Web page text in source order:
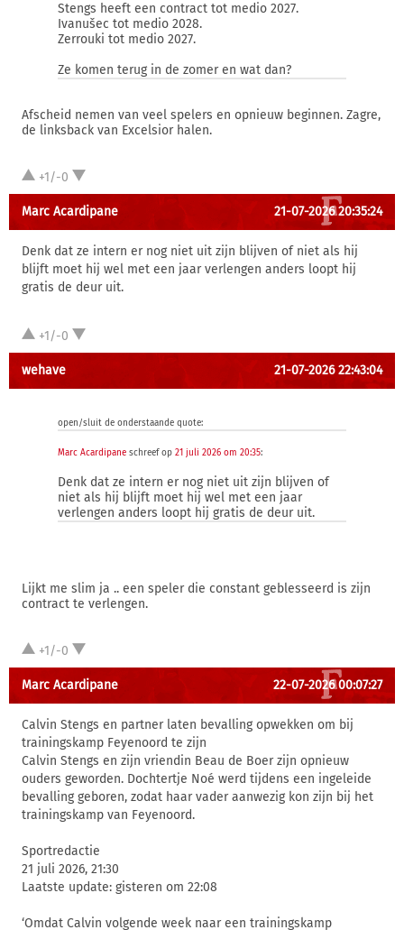
Stengs heeft een contract tot medio 2027.
Ivanušec tot medio 2028.
Zerrouki tot medio 2027.
Ze komen terug in de zomer en wat dan?
Afscheid nemen van veel spelers en opnieuw beginnen. Zagre,
de linksback van Excelsior halen.
+1/-0
Marc Acardipane 21-07-2026 20:35:24
Denk dat ze intern er nog niet uit zijn blijven of niet als hij
blijft moet hij wel met een jaar verlengen anders loopt hij
gratis de deur uit.
+1/-0
wehave 21-07-2026 22:43:04
open/sluit de onderstaande quote:
Marc Acardipane schreef op 21 juli 2026 om 20:35:
Denk dat ze intern er nog niet uit zijn blijven of
niet als hij blijft moet hij wel met een jaar
verlengen anders loopt hij gratis de deur uit.
Lijkt me slim ja .. een speler die constant geblesseerd is zijn
contract te verlengen.
+1/-0
Marc Acardipane 22-07-2026 00:07:27
Calvin Stengs en partner laten bevalling opwekken om bij
trainingskamp Feyenoord te zijn
Calvin Stengs en zijn vriendin Beau de Boer zijn opnieuw
ouders geworden. Dochtertje Noé werd tijdens een ingeleide
bevalling geboren, zodat haar vader aanwezig kon zijn bij het
trainingskamp van Feyenoord.
Sportredactie
21 juli 2026, 21:30
Laatste update: gisteren om 22:08
‘Omdat Calvin volgende week naar een trainingskamp